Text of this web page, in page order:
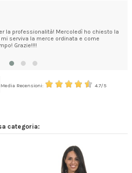
la professionalità! Mercoledì ho chiesto la
serviva la merce ordinata e come
Grazie!!!!
Media Recensioni: 4.7/5
categoria: